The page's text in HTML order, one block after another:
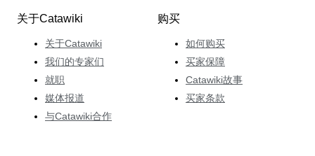
关于Catawiki
关于Catawiki
我们的专家们
就职
媒体报道
与Catawiki合作
购买
如何购买
买家保障
Catawiki故事
买家条款